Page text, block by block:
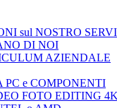
sul NOSTRO
DI NOI
AZIENDALE
PC e COMPONENTI
FOTO EDITING 4K